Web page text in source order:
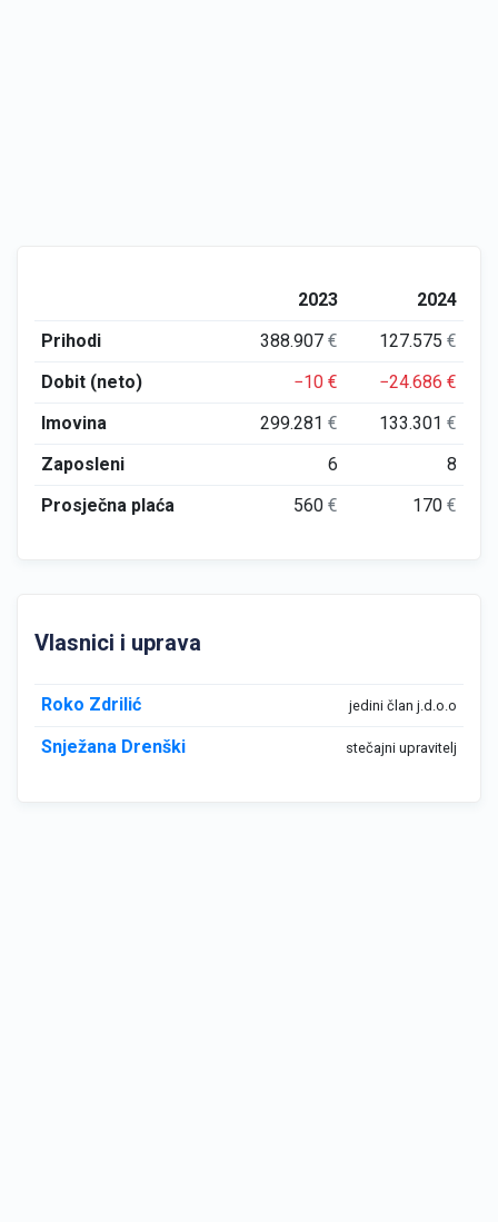
2023
2024
Prihodi
388.907€ 127.575€
Dobit (neto)
−10€ −24.686€
Imovina
299.281€ 133.301€
Zaposleni
6
8
Prosječna plaća
560€ 170€
Vlasnici i uprava
Roko Zdrilić jedini član j.d.o.o
Snježana Drenški stečajni upravitelj